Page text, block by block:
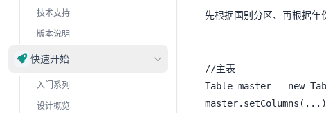
技术支持
版本说明
快速开始
入门系列
设计概览
先根据国别分区、再根据年
//主表
Table master = new